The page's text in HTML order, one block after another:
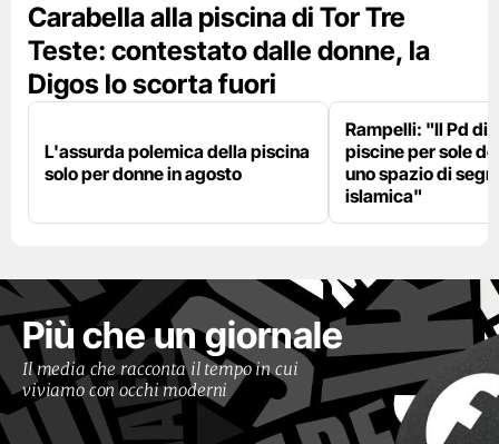
Carabella alla piscina di Tor Tre
Teste: contestato dalle donne, la
Digos lo scorta fuori
L'assurda polemica della piscina
solo per donne in agosto
Rampelli: "Il Pd
piscine per sole
uno spazio di
islamica"
Più che un giornale
Il media che racconta il tempo in cui
viviamo con occhi moderni